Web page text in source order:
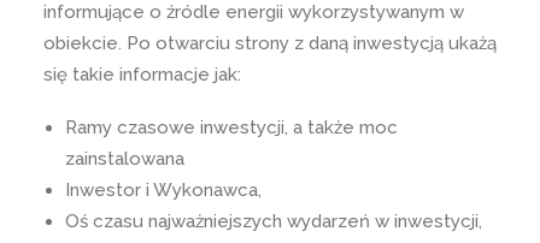
informujące o źródle energii wykorzystywanym w
obiekcie. Po otwarciu strony z daną inwestycją ukażą
się takie informacje jak:
Ramy czasowe inwestycji, a także moc
zainstalowana
Inwestor i Wykonawca,
Oś czasu najważniejszych wydarzeń w inwestycji,